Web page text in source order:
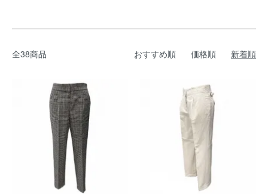
全38商品 おすすめ順 価格順 新着順